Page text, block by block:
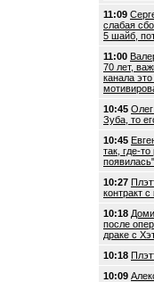
11:09
слабая
5 шайб,
11:00
70 лет,
канала
10:45
Зуба, то
10:45
так, где-
появилась"
10:27
контракт
10:18
после
драке с
10:18
10:09